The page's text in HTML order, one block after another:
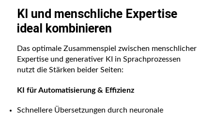
KI und menschliche Expertise
ideal kombinieren
Das optimale Zusammenspiel zwischen menschlicher
Expertise und generativer KI in Sprachprozessen
nutzt die Stärken beider Seiten:
KI für Automatisierung & Effizienz
Schnellere Übersetzungen durch neuronale